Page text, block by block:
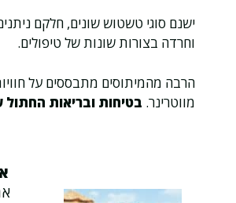
ישנם סוגי טשטוש שונים, חלקם
וחרדה בצורות שונות של טיפולים.
הרבה מהמיתוסים מתבססים על
מווטרינר. בטיחות ובריאות